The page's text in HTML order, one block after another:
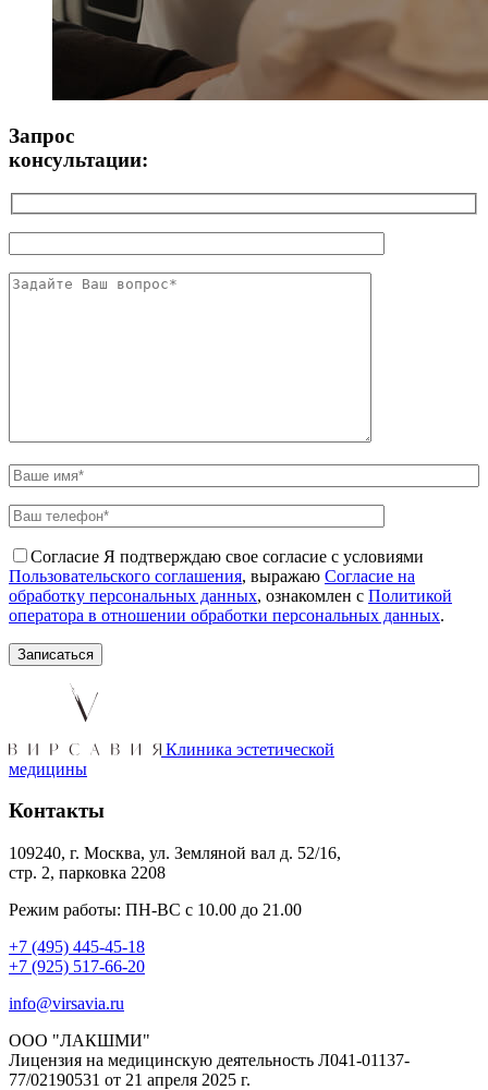
Запрос
консультации:
Согласие Я подтверждаю свое согласие с условиями
Пользовательского соглашения, выражаю Согласие на
обработку персональных данных, ознакомлен с Политикой
оператора в отношении обработки персональных данных.
Клиника эстетической
медицины
Контакты
109240, г. Москва, ул. Земляной вал д. 52/16,
стр. 2, парковка 2208
Режим работы: ПН-ВС с 10.00 до 21.00
+7 (495) 445-45-18
+7 (925) 517-66-20
info@virsavia.ru
ООО "ЛАКШМИ"
Лицензия на медицинскую деятельность Л041-01137-
77/02190531 от 21 апреля 2025 г.